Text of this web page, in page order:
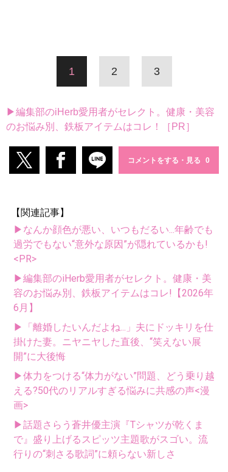
1 2 3
▶編集部のiHerb愛用者がセレクト。健康・美容
のお悩み別、鉄板アイテムはコレ！［PR］
コメントをする・見る
【関連記事】
▶なんか顔色が悪い、いつもだるい...年齢でも
過労でもない“意外な原因”が隠れているかも!
<PR>
▶編集部のiHerb愛用者がセレクト。健康・美
容のお悩み別、鉄板アイテムはコレ!【2026年
6月】
▶「離婚したいんだよね...」夫にドッキリを仕
掛けた妻。ニヤニヤした直後、“笑えない展
開”に大後悔
▶体力をつける“体力がない”問題、どう乗り越
える?50代のリアルすぎる悩みに共感の声<漫
画>
▶話題さらう蒼井優主演『Tシャツが乾くま
で』盛り上げるスピッツ主題歌がスゴい。流
行りの“刺さる歌詞”に頼らない新しさ